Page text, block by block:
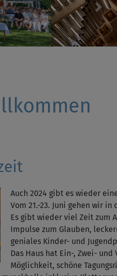
Next
Auch 2024 gibt es wieder
Vom 21.-23. Juni gehen wir
Es gibt wieder viel Zeit zum
Impulse zum Glauben,
geniales Kinder- und
Das Haus hat Ein-, Zwei-
Möglichkeit, schöne